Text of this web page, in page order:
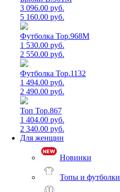
3 096.00 руб.
5 160.00 руб.
Футболка Top.968M
1 530.00 руб.
2 550.00 руб.
Футболка Top.1132
1 494.00 руб.
2 490.00 руб.
Топ Top.867
1 404.00 руб.
2 340.00 руб.
Для женщин
Новинки
Топы и футболки